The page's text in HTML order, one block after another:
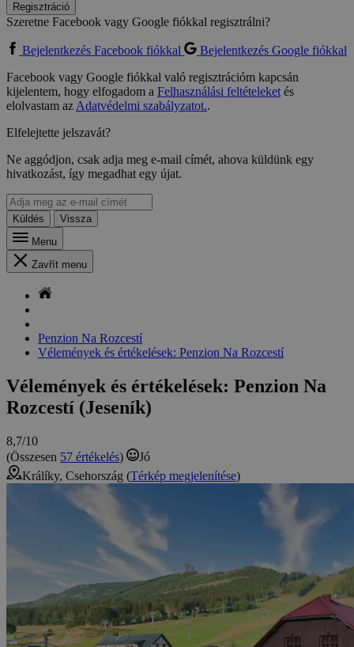
Regisztráció
Szeretne Facebook vagy Google fiókkal regisztrálni?
Bejelentkezés Facebook fiókkal
Bejelentkezés Google fiókkal
Facebook vagy Google fiókkal való regisztrációm kapcsán
kijelentem, hogy elfogadom a Felhasználási feltételeketés
elolvastam azAdatvédelmi szabályzatot..
Elfelejtette jelszavát?
Ne aggódjon, csak adja meg e-mail címét, ahova küldünk egy
hivatkozást, így megadhat egy újat.
Küldés
Vissza
Menu
Zavřít menu
Penzion Na Rozcestí
Vélemények és értékelések: Penzion Na Rozcestí
Vélemények és értékelések: Penzion Na
Rozcestí (Jeseník)
8,7/10
(Összesen 57 értékelés)
Jó
Králíky, Csehország (Térkép megjelenítése)